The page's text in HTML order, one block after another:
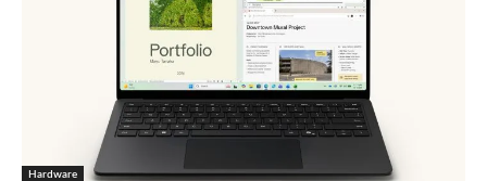
Hardware